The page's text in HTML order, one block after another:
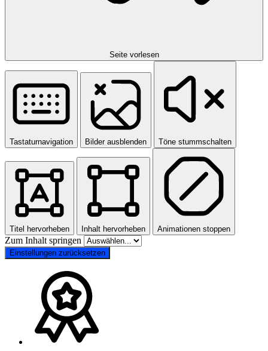
Seite vorlesen
Tastaturnavigation Bilder ausblenden Töne stummschalten
Titel hervorheben Inhalt hervorheben Animationen stoppen
Zum Inhalt springen
Einstellungen zurücksetzen